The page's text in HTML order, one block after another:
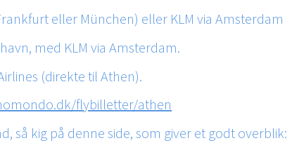
eller München) eller KLM via Amsterdam
med KLM via Amsterdam.
(direkte til Athen).
flybilletter/athen
så kig på denne side, som giver et godt overblik: